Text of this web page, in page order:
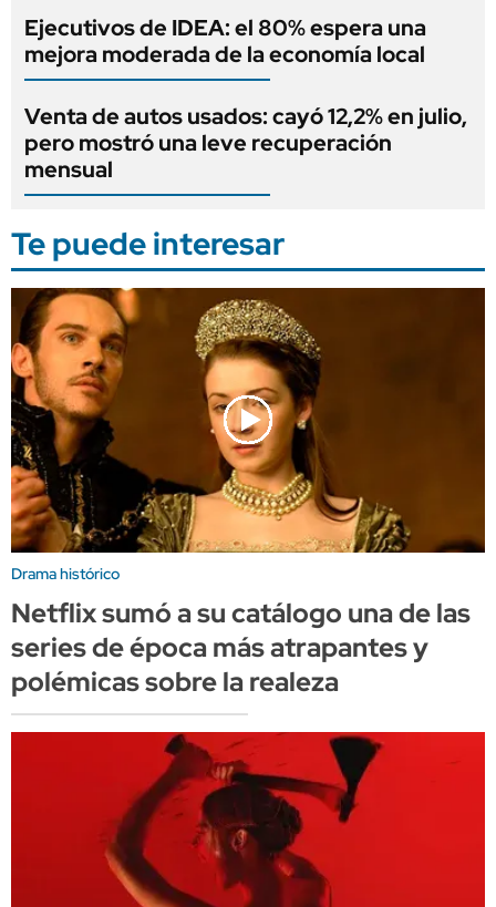
Ejecutivos de IDEA: el 80% espera una
mejora moderada de la economía local
Venta de autos usados: cayó 12,2% en julio,
pero mostró una leve recuperación
mensual
Te puede interesar
Drama histórico
Netflix sumó a su catálogo una de las
series de época más atrapantes y
polémicas sobre la realeza